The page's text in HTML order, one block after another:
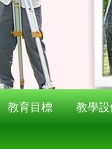
教育目標 教學設